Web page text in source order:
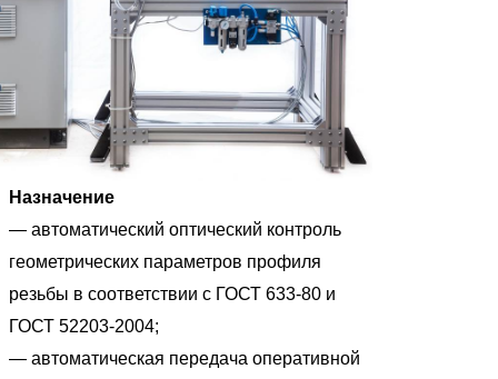
Назначение
— автоматический оптический контроль
геометрических параметров профиля
резьбы в соответствии с ГОСТ 633-80 и
ГОСТ 52203-2004;
— автоматическая передача оперативной